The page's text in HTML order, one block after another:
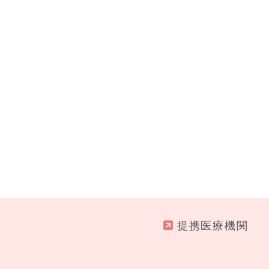
提携医療機関